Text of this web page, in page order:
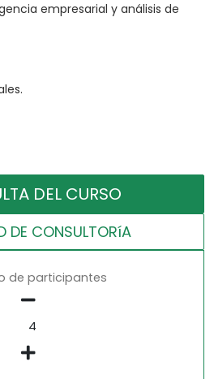
empresarial y análisis de
DEL CURSO
DE CONSULTORíA
de participantes